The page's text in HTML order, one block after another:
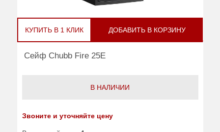
КУПИТЬ В 1 КЛИК ДОБАВИТЬ В КОРЗИНУ
Сейф Chubb Fire 25E
В НАЛИЧИИ
Звоните и уточняйте цену